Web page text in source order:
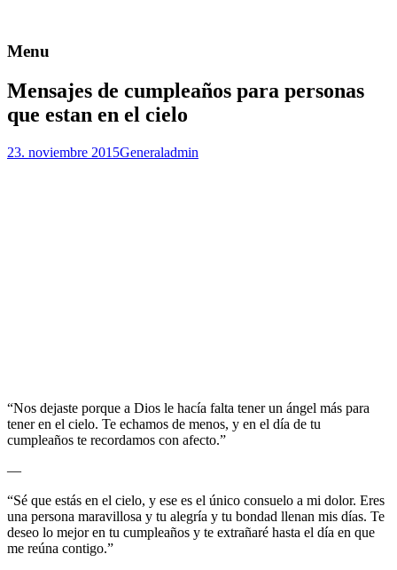
Menu
Mensajes de cumpleaños para personas
que estan en el cielo
23. noviembre 2015Generaladmin
“Nos dejaste porque a Dios le hacía falta tener un ángel más para
tener en el cielo. Te echamos de menos, y en el día de tu
cumpleaños te recordamos con afecto.”
—
“Sé que estás en el cielo, y ese es el único consuelo a mi dolor. Eres
una persona maravillosa y tu alegría y tu bondad llenan mis días. Te
deseo lo mejor en tu cumpleaños y te extrañaré hasta el día en que
me reúna contigo.”